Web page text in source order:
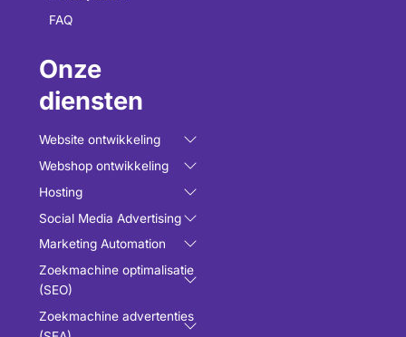
FAQ
Onze
diensten
Website ontwikkeling
Webshop ontwikkeling
Hosting
Social Media Advertising
Marketing Automation
Zoekmachine optimalisatie
(SEO)
Zoekmachine advertenties